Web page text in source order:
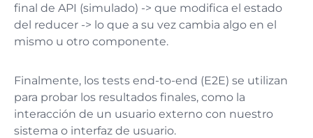
final de API (simulado) -> que modifica el estado
del reducer -> lo que a su vez cambia algo en el
mismo u otro componente​.
Finalmente, los tests end-to-end (E2E) se utilizan
para probar los resultados finales, como la
interacción de un usuario externo con nuestro
sistema o interfaz de usuario.